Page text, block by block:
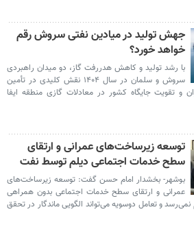
جهش تولید در میادین نفتی سروش رقم
خواهد خورد؟
با رشد تولید و کاهش هدررفت گاز، دو میدان راهبردی
سروش و سلمان در سال ۱۴۰۴ نقش کلیدی در تأمین
و تقویت جایگاه کشور در معادلات گازی منطقه ایفا
توسعه زیرساخت‌های عمرانی و ارتقای
سطح خدمات اجتماعی دیلم توسط نفت
بوشهر- بخشدار امام حسن گفت: توسعه زیرساخت‌های
عمرانی و ارتقای سطح خدمات اجتماعی بدون همراهی
و تعامل دوسویه می‌تواند الگویی ماندگار در تحقق